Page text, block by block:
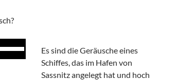
Hoch/Runter
Es sind die Geräusche eines
Schiffes, das im Hafen von
Sassnitz angelegt hat und hoch